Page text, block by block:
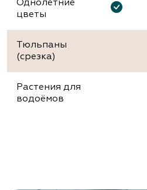
Однолетние
цветы
Тюльпаны
(срезка)
Растения для
водоёмов